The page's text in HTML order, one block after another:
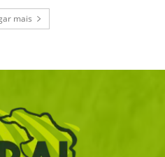
mais